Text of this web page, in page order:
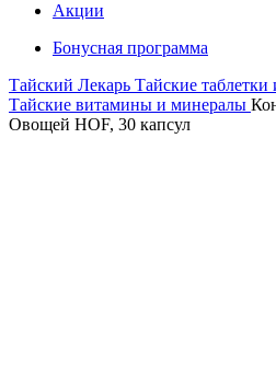
Акции
Бонусная программа
Тайский Лекарь Тайские таблетки
Тайские витамины и минералы
Овощей HOF, 30 капсул